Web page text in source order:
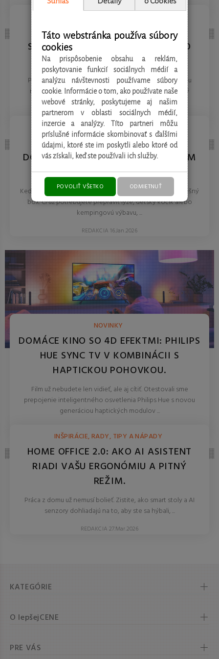
REDAKCIA 27.Mar.2026
STRÁCATE KĽÚČE ČI PEŇAŽENKU?
SPRIEVODCA VÝBEROM IDEÁLNEHO
BLUETOOTH LOKÁTORA
Poznáte ten pocit paniky, keď pred odchodom z domu
nemôžete nájsť kľúče od auta alebo peňaženku? Malý
inteligentný prívesok, známy ...
REDAKCIA 16.Jan.2026
TECHNOLÓGIE
IDETE NA LYŽOVAČKU ALEBO NA
DOVOLENKU? SPRIEVODCA VÝBEROM
IDEÁLNEHO STREŠNÉHO BOXU
Keď kufor auta jednoducho nestačí, prichádza na rad strešný
box. Či už potrebujete prepraviť lyže, detský kočík alebo
kempingovú výbavu, ...
REDAKCIA 16.Jan.2026
NOVINKY
DOMÁCE KINO SO 4D EFEKTMI: PHILIPS
HUE SYNC TV V KOMBINÁCII S
HAPTICKOU POHOVKOU.
Film už nebudete len vidieť, ale aj cítiť. Otestovali sme
prepojenie inteligentného osvetlenia Philips Hue s novou
generáciou haptických modulov ...
INŠPIRÁCIE, RADY, TIPY A NÁPADY
HOME OFFICE 2.0: AKO AI ASISTENT
RIADI VAŠU ERGONÓMIU A PITNÝ
REŽIM.
Práca z domu už nemusí bolieť. Zistite, ako smart stoly a AI
senzory dohliadajú na to, aby ste sa hýbali, ...
REDAKCIA 27.Mar.2026
KATEGÓRIE
O lepšejCENE
PRE VÁS
Táto webstránka používa súbory
cookies
Na prispôsobenie obsahu a reklám,
poskytovanie funkcií sociálnych médií a
analýzu návštevnosti používame súbory
cookie. Informácie o tom, ako používate naše
webové stránky, poskytujeme aj našim
partnerom v oblasti sociálnych médií,
inzercie a analýzy. Títo partneri môžu
príslušné informácie skombinovať s ďalšími
údajmi, ktoré ste im poskytli alebo ktoré od
vás získali, keď ste používali ich služby.
POVOLIŤ VŠETKO ODMIETNUŤ